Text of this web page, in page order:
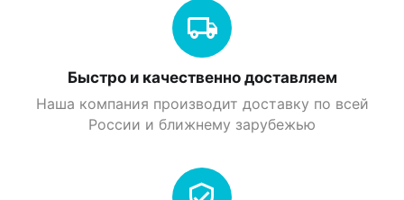
Быстро и качественно доставляем
Наша компания производит доставку по всей
России и ближнему зарубежью